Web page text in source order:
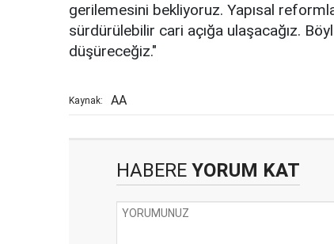
gerilemesini bekliyoruz. Yapısal
sürdürülebilir cari açığa ulaşacağız.
düşüreceğiz."
Kaynak: AA
HABERE YORUM KAT